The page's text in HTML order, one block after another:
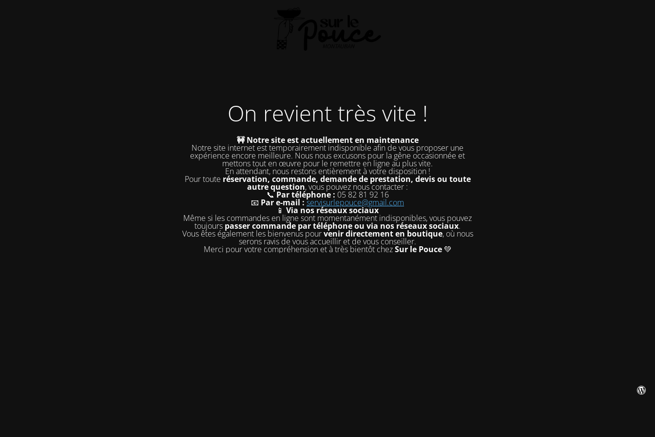
On revient très vite !
🚧 Notre site est actuellement en maintenance
Notre site internet est temporairement indisponible afin de vous proposer une
expérience encore meilleure. Nous nous excusons pour la gêne occasionnée et
mettons tout en œuvre pour le remettre en ligne au plus vite.
En attendant, nous restons entièrement à votre disposition !
Pour toute réservation, commande, demande de prestation, devis ou toute
autre question, vous pouvez nous contacter :
📞Par téléphone : 05 82 81 92 16
📧 Par e-mail : servisurlepouce@gmail.com
📱 Via nos réseaux sociaux
Même si les commandes en ligne sont momentanément indisponibles, vous pouvez
toujours passer commande par téléphone ou via nos réseaux sociaux.
Vous êtes également les bienvenus pourvenir directement en boutique, où nous
serons ravis de vous accueillir et de vous conseiller.
Merci pour votre compréhension et à très bientôt chezSur le Pouce💚